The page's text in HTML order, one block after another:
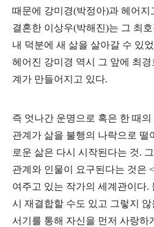
때문에 강미경(박정아)과 헤어
결혼한 이상우(박해진)는 그 최
내 덕분에 새 삶을 살아갈 수 있
헤어진 강미경 역시 그 앞에 최
계가 만들어지고 있다.
즉 엇나간 운명으로 혹은 한 때
관계가 삶을 불행의 나락으로 떨
로운 삶은 다시 시작된다는 것.
관계와 인물이 요구된다는 것은
여주고 있는 작가의 세계관이다.
시 재결합할 수도 있고 그렇지
서기를 통해 자신을 먼저 사랑하